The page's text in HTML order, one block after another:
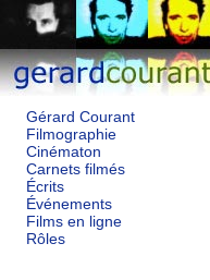
Gérard Courant
Filmographie
Cinématon
Carnets filmés
Écrits
Événements
Films en ligne
Rôles